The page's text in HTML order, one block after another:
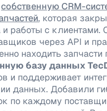
собственную CRM-
, которая
работы с клиентами.
через API и
находить запчасти
базу данных
и поддерживает
данных. Добавили
по каждому